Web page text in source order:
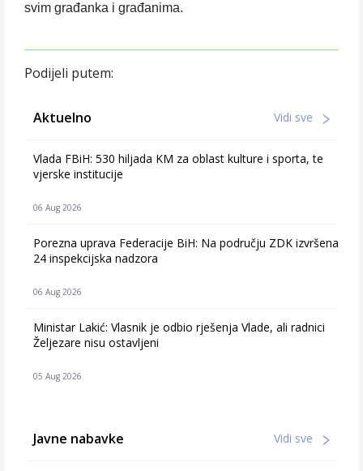
svim građanka i građanima.
Podijeli putem:
Aktuelno Vidi sve
Vlada FBiH: 530 hiljada KM za oblast kulture i sporta, te
vjerske institucije
06 Aug 2026
Porezna uprava Federacije BiH: Na području ZDK izvršena
24 inspekcijska nadzora
06 Aug 2026
Ministar Lakić: Vlasnik je odbio rješenja Vlade, ali radnici
Željezare nisu ostavljeni
05 Aug 2026
Javne nabavke Vidi sve